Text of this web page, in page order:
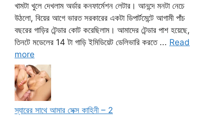
খামটা খুলে দেখলাম অর্ডার কনফার্মেশন লেটার। আনন্দে মনটা নেচে
উঠলো, বিয়ের আগে ভারত সরকারের একটা ডিপার্টমেন্টে আগামী পাঁচ
বছরের গাড়ির টেন্ডার কোট করেছিলাম। আমাদের টেন্ডার পাশ হয়েছে,
তিনটে মডেলের 14 টা গাড়ি ইমিডিয়েট ডেলিভারি করতে ... Read
more
স্যারের সাথে আমার সেক্স কাহিনী – 2